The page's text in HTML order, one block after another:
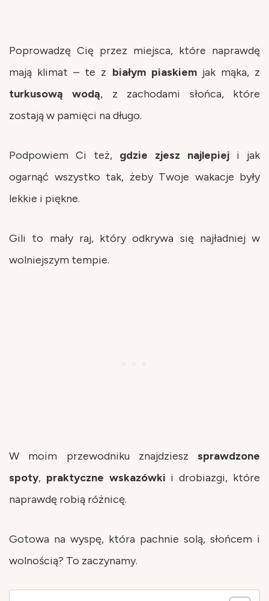
Poprowadzę Cię przez miejsca, które naprawdę
mają klimat – te z białym piaskiemjak mąka, z
turkusową
wodą, z zachodami słońca, które
zostają w pamięci na długo.
Podpowiem Ci też, gdzie zjesz najlepiej i jak
ogarnąć wszystko tak, żeby Twoje wakacje były
lekkie i piękne.
Gili to mały raj, który odkrywa się najładniej w
wolniejszym tempie.
W moim przewodniku znajdziesz sprawdzone
spoty, praktyczne wskazówki i drobiazgi, które
naprawdę robią różnicę.
Gotowa na wyspę, która pachnie solą, słońcem i
wolnością? To zaczynamy.